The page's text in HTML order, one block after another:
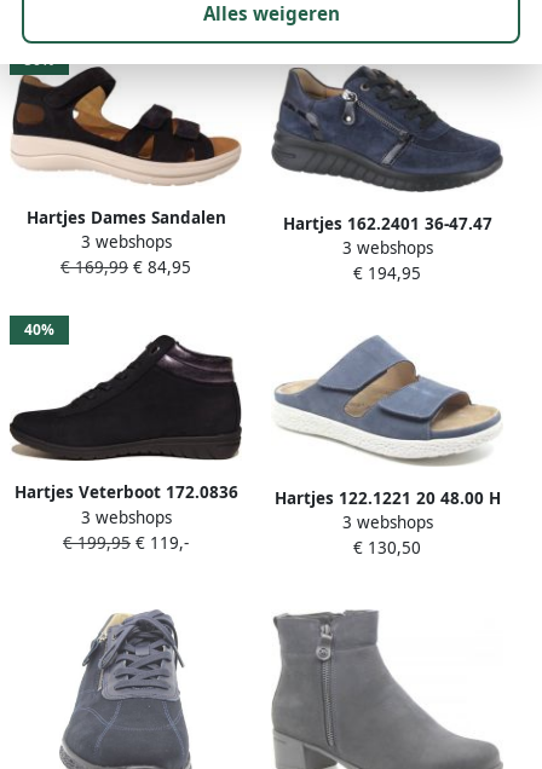
137 resultaten:
50%
Hartjes Dames Sandalen
Pop Sandale Dunkelblau
Donkerblauw
3 webshops
€ 169,99 € 84,95
Hartjes 162.2401 36-47.47
dames veterschoenen
sportief (6) blauw
3 webshops
€ 194,95
40%
Hartjes Veterboot 172.0836
21 47.13 Donkerblauw
Wijdte G
3 webshops
€ 199,95 € 119,-
Hartjes 122.1221 20 48.00 H
Slippers Blauw Nubuck
Dames Breedtemaat H
3 webshops
€ 130,50
Alles weigeren